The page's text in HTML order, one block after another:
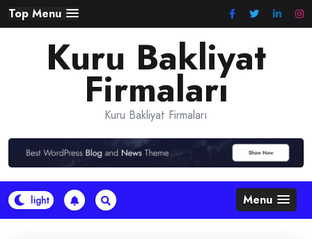
Skip
to
Top Menu
Kuru Bakliyat
Firmaları
Kuru Bakliyat Firmaları
Menu